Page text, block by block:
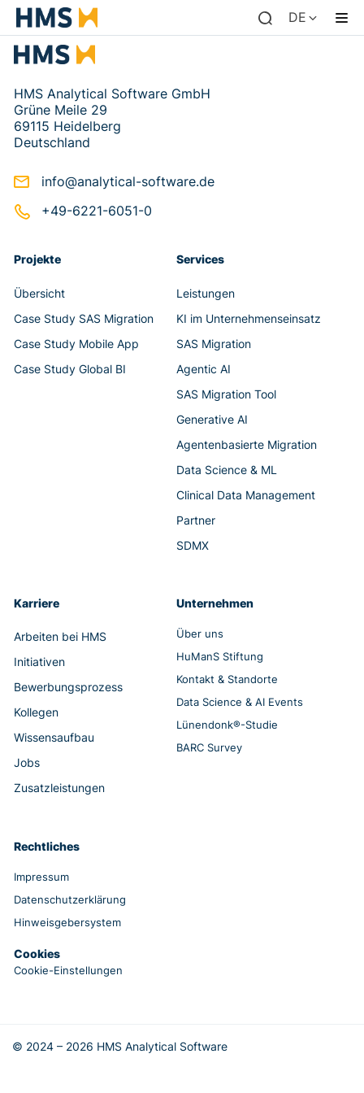
DE
HMS Analytical Software GmbH
Grüne Meile 29
69115 Heidelberg
Deutschland
info@analytical-software.de
+49-6221-6051-0
Projekte
Übersicht
Case Study SAS Migration
Case Study Mobile App
Case Study Global BI
Services
Leistungen
KI im Unternehmenseinsatz
SAS Migration
Agentic AI
SAS Migration Tool
Generative AI
Agentenbasierte Migration
Data Science & ML
Clinical Data Management
Partner
SDMX
Karriere
Arbeiten bei HMS
Initiativen
Bewerbungsprozess
Kollegen
Wissensaufbau
Jobs
Zusatzleistungen
Unternehmen
Über uns
HuManS Stiftung
Kontakt & Standorte
Data Science & AI Events
Lünendonk®-Studie
BARC Survey
Rechtliches
Impressum
Datenschutzerklärung
Hinweisgebersystem
Cookies
Cookie-Einstellungen
© 2024 – 2026 HMS Analytical Software